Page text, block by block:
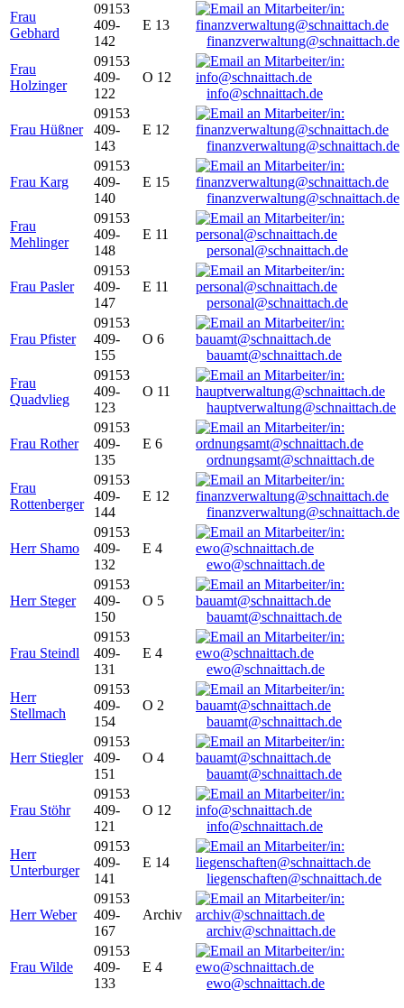
Frau
Gebhard
09153
409-
142
E 13
finanzverwaltung@schnaittach.de
Frau
Holzinger
09153
409-
122
O 12
info@schnaittach.de
Frau Hüßner
09153
409-
143
E 12
finanzverwaltung@schnaittach.de
Frau Karg
09153
409-
140
E 15
finanzverwaltung@schnaittach.de
Frau
Mehlinger
09153
409-
148
E 11
personal@schnaittach.de
Frau Pasler
09153
409-
147
E 11
personal@schnaittach.de
Frau Pfister
09153
409-
155
O 6
bauamt@schnaittach.de
Frau
Quadvlieg
09153
409-
123
O 11
hauptverwaltung@schnaittach.de
Frau Rother
09153
409-
135
E 6
ordnungsamt@schnaittach.de
Frau
Rottenberger
09153
409-
144
E 12
finanzverwaltung@schnaittach.de
Herr Shamo
09153
409-
132
E 4
ewo@schnaittach.de
Herr Steger
09153
409-
150
O 5
bauamt@schnaittach.de
Frau Steindl
09153
409-
131
E 4
ewo@schnaittach.de
Herr
Stellmach
09153
409-
154
O 2
bauamt@schnaittach.de
Herr Stiegler
09153
409-
151
O 4
bauamt@schnaittach.de
Frau Stöhr
09153
409-
121
O 12
info@schnaittach.de
Herr
Unterburger
09153
409-
141
E 14
liegenschaften@schnaittach.de
Herr Weber
09153
409-
167
Archiv
archiv@schnaittach.de
Frau Wilde
09153
409-
133
E 4
ewo@schnaittach.de